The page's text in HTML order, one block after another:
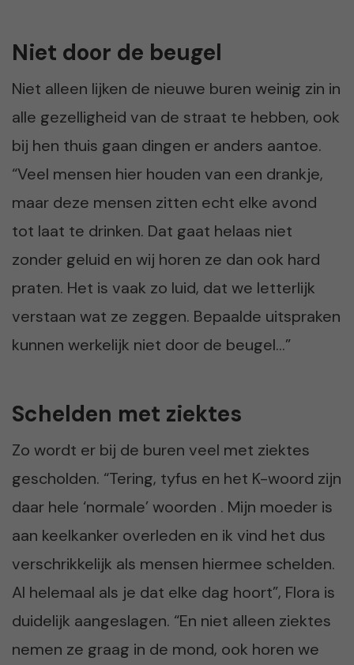
Niet door de beugel
Niet alleen lijken de nieuwe buren weinig zin in
alle gezelligheid van de straat te hebben, ook
bij hen thuis gaan dingen er anders aantoe.
“Veel mensen hier houden van een drankje,
maar deze mensen zitten echt elke avond
tot laat te drinken. Dat gaat helaas niet
zonder geluid en wij horen ze dan ook hard
praten. Het is vaak zo luid, dat we letterlijk
verstaan wat ze zeggen. Bepaalde uitspraken
kunnen werkelijk niet door de beugel…”
Schelden met ziektes
Zo wordt er bij de buren veel met ziektes
gescholden. “Tering, tyfus en het K-woord zijn
daar hele ‘normale’ woorden . Mijn moeder is
aan keelkanker overleden en ik vind het dus
verschrikkelijk als mensen hiermee schelden.
Al helemaal als je dat elke dag hoort”, Flora is
duidelijk aangeslagen. “En niet alleen ziektes
nemen ze graag in de mond, ook horen we